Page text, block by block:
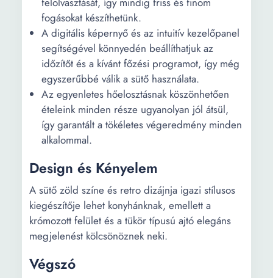
fogásokat készíthetünk.
A digitális képernyő és az intuitív kezelőpanel
segítségével könnyedén beállíthatjuk az
időzítőt és a kívánt főzési programot, így még
egyszerűbbé válik a sütő használata.
Az egyenletes hőelosztásnak köszönhetően
ételeink minden része ugyanolyan jól átsül,
így garantált a tökéletes végeredmény minden
alkalommal.
Design és Kényelem
A sütő zöld színe és retro dizájnja igazi stílusos
kiegészítője lehet konyhánknak, emellett a
krómozott felület és a tükör típusú ajtó elegáns
megjelenést kölcsönöznek neki.
Végszó